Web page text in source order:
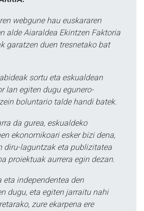
webgune hau euskararen
alde Aiaraldea Ekintzen Faktoria
garatzen duen tresnetako bat
sortu eta eskualdean
lan egiten dugu egunero-
boluntario talde handi batek.
da gurea, eskualdeko
ekonomikoari esker bizi dena,
diru-laguntzak eta publizitatea
proiektuak aurrera egin dezan.
eta independentea den
dugu, eta egiten jarraitu nahi
zure ekarpena ere